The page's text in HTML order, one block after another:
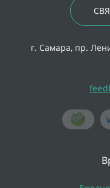
г. Самара, пр.